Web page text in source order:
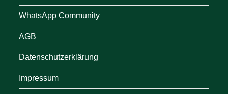
WhatsApp Community
AGB
Datenschutzerklärung
Impressum